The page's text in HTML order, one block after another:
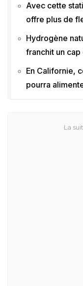
Avec cette
offre plus de
Hydrogène
franchit un cap
En Californie,
pourra